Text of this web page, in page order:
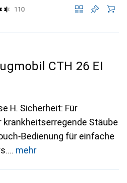
110
CTH 26 EI
H. Sicherheit: Für
krankheitserregende Stäube
Bedienung für einfache
mehr